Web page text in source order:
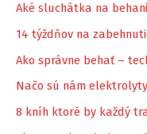
Aké sluchátka na
14 týždňov na
Ako správne behať –
Načo sú nám
8 kníh ktoré by každý